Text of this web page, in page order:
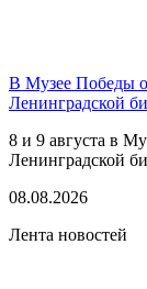
В Музее Победы
Ленинградской
8 и 9 августа в
Ленинградской
08.08.2026
Лента новостей